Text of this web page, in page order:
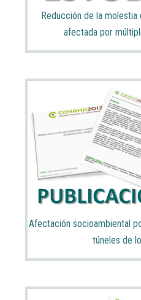
Reducción de la
afectada por
Afectación socioambiental
túneles de